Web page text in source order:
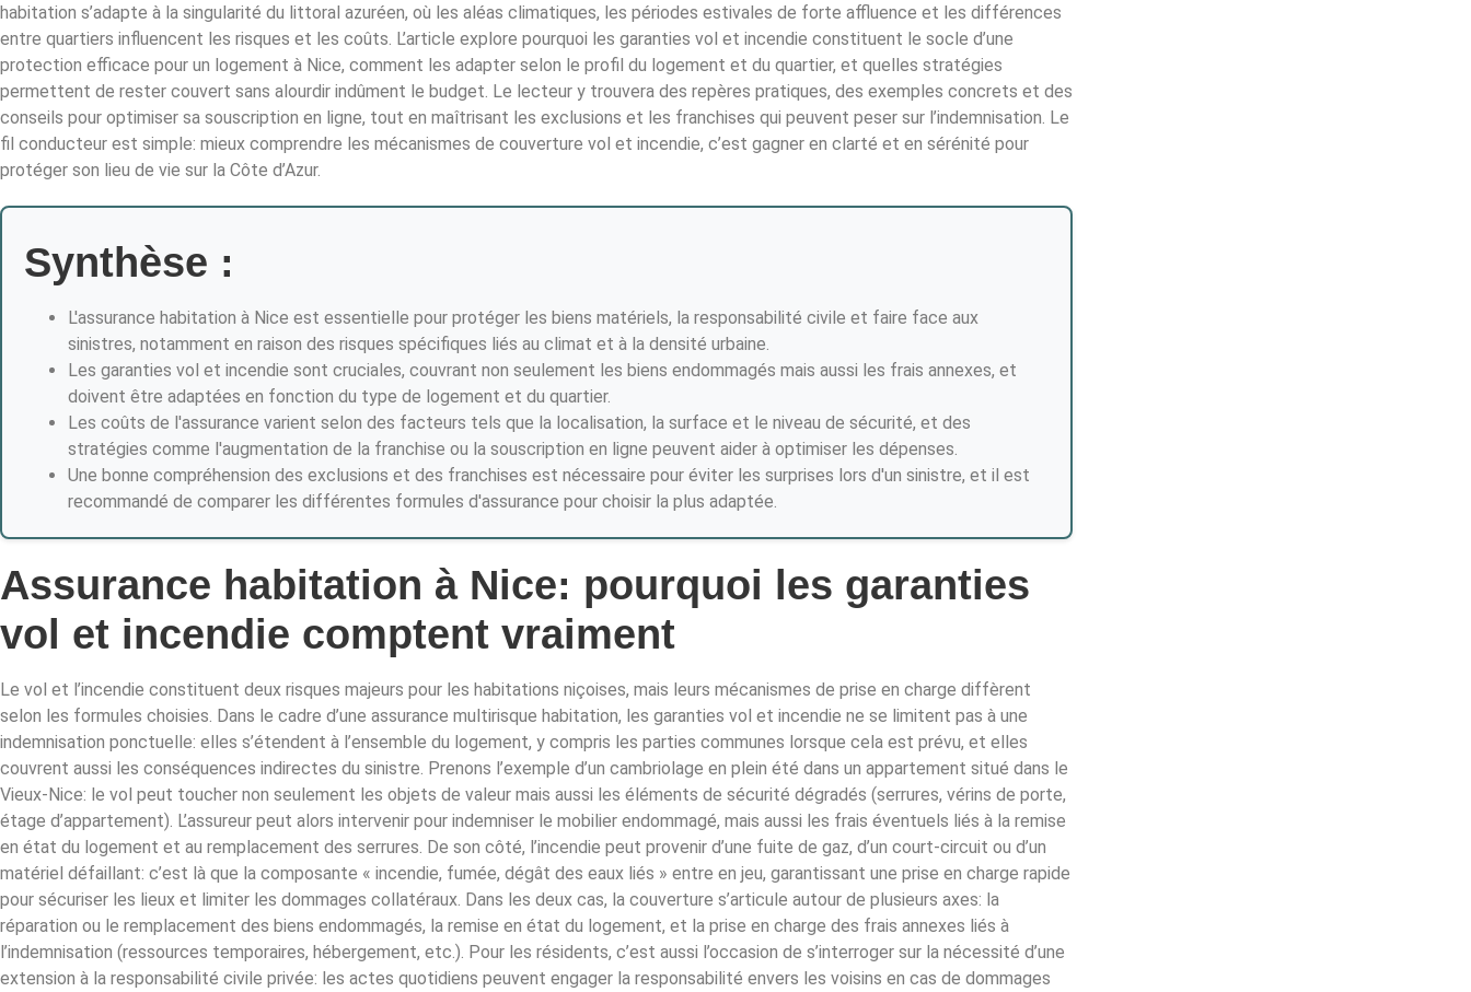
habitation s’adapte à la singularité du littoral azuréen, où les aléas climatiques, les périodes estivales de forte affluence et les différences
entre quartiers influencent les risques et les coûts. L’article explore pourquoi les garanties vol et incendie constituent le socle d’une
protection efficace pour un logement à Nice, comment les adapter selon le profil du logement et du quartier, et quelles stratégies
permettent de rester couvert sans alourdir indûment le budget. Le lecteur y trouvera des repères pratiques, des exemples concrets et des
conseils pour optimiser sa souscription en ligne, tout en maîtrisant les exclusions et les franchises qui peuvent peser sur l’indemnisation. Le
fil conducteur est simple: mieux comprendre les mécanismes de couverture vol et incendie, c’est gagner en clarté et en sérénité pour
protéger son lieu de vie sur la Côte d’Azur.
Synthèse :
L'assurance habitation à Nice est essentielle pour protéger les biens matériels, la responsabilité civile et faire face aux
sinistres, notamment en raison des risques spécifiques liés au climat et à la densité urbaine.
Les garanties vol et incendie sont cruciales, couvrant non seulement les biens endommagés mais aussi les frais annexes, et
doivent être adaptées en fonction du type de logement et du quartier.
Les coûts de l'assurance varient selon des facteurs tels que la localisation, la surface et le niveau de sécurité, et des
stratégies comme l'augmentation de la franchise ou la souscription en ligne peuvent aider à optimiser les dépenses.
Une bonne compréhension des exclusions et des franchises est nécessaire pour éviter les surprises lors d'un sinistre, et il est
recommandé de comparer les différentes formules d'assurance pour choisir la plus adaptée.
Assurance habitation à Nice: pourquoi les garanties
vol et incendie comptent vraiment
Le vol et l’incendie constituent deux risques majeurs pour les habitations niçoises, mais leurs mécanismes de prise en charge diffèrent
selon les formules choisies. Dans le cadre d’une assurance multirisque habitation, les garanties vol et incendie ne se limitent pas à une
indemnisation ponctuelle: elles s’étendent à l’ensemble du logement, y compris les parties communes lorsque cela est prévu, et elles
couvrent aussi les conséquences indirectes du sinistre. Prenons l’exemple d’un cambriolage en plein été dans un appartement situé dans le
Vieux-Nice: le vol peut toucher non seulement les objets de valeur mais aussi les éléments de sécurité dégradés (serrures, vérins de porte,
étage d’appartement). L’assureur peut alors intervenir pour indemniser le mobilier endommagé, mais aussi les frais éventuels liés à la remise
en état du logement et au remplacement des serrures. De son côté, l’incendie peut provenir d’une fuite de gaz, d’un court-circuit ou d’un
matériel défaillant: c’est là que la composante « incendie, fumée, dégât des eaux liés » entre en jeu, garantissant une prise en charge rapide
pour sécuriser les lieux et limiter les dommages collatéraux. Dans les deux cas, la couverture s’articule autour de plusieurs axes: la
réparation ou le remplacement des biens endommagés, la remise en état du logement, et la prise en charge des frais annexes liés à
l’indemnisation (ressources temporaires, hébergement, etc.). Pour les résidents, c’est aussi l’occasion de s’interroger sur la nécessité d’une
extension à la responsabilité civile privée: les actes quotidiens peuvent engager la responsabilité envers les voisins en cas de dommages